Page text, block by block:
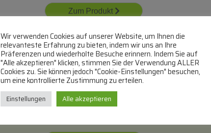
Zum Produkt
Isdn-Y-Adapter
Western-Stecker 8/ 4
2 Western-Buchse 8/ 4
mit100ohm 0,1m
COM
ISDN -
Wir verwenden Cookies auf unserer Website, um Ihnen die
relevanteste Erfahrung zu bieten, indem wir uns an Ihre
Präferenzen und wiederholte Besuche erinnern. Indem Sie auf
"Alle akzeptieren" klicken, stimmen Sie der Verwendung ALLER
Cookies zu. Sie können jedoch "Cookie-Einstellungen" besuchen,
um eine kontrollierte Zustimmung zu erteilen.
Einstellungen Alle akzeptieren